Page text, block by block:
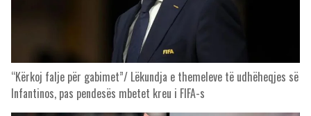
“Kërkoj falje për gabimet”/ Lëkundja e themeleve të udhëheqjes së
Infantinos, pas pendesës mbetet kreu i FIFA-s